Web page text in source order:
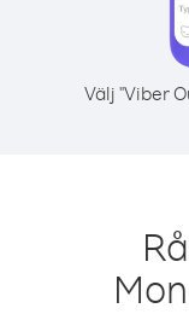
Välj "Viber